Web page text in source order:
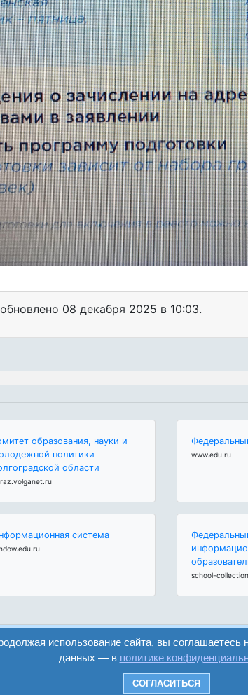
08 декабря 2025 в 10:03.
образования, науки и
политики
области
www.edu.ru
система
school-
регистрация
использование сайта, вы
данных — в политике
СОГЛАСИТЬСЯ